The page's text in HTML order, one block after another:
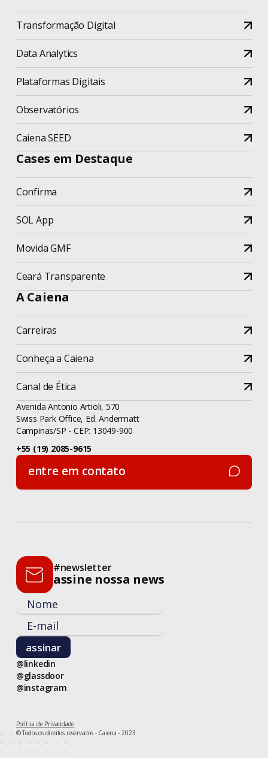
Transformação Digital
Data Analytics
Plataformas Digitais
Observatórios
Caiena SEED
Cases em Destaque
Confirma
SOL App
Movida GMF
Ceará Transparente
A Caiena
Carreiras
Conheça a Caiena
Canal de Ética
Avenida Antonio Artioli, 570
Swiss Park Office, Ed. Andermatt
Campinas/SP - CEP: 13049-900
+55 (19) 2085-9615
entre em contato
entre em contato
#newsletter
assine nossa news
@linkedin
@glassdoor
@instagram
Política de Privacidade
© Todos os direitos reservados - Caiena - 2023